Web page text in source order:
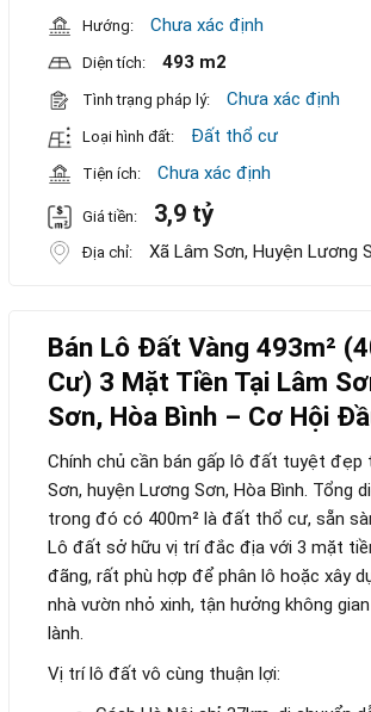
Hướng: Chưa xác định
Diện tích: 493 m2
Tình trạng pháp lý: Chưa xác định
Loại hình đất: Đất thổ cư
Tiện ích: Chưa xác định
Giá tiền: 3,9 tỷ
Địa chỉ: Xã Lâm Sơn, Huyện Lương
Bán Lô Đất Vàng 493m²
Cư) 3 Mặt Tiền Tại Lâm
Sơn, Hòa Bình – Cơ Hội
Chính chủ cần bán gấp lô đất tuyệt đẹp
Sơn, huyện Lương Sơn, Hòa Bình. Tổng
trong đó có 400m² là đất thổ cư, sẵn
Lô đất sở hữu vị trí đắc địa với 3 mặt
đãng, rất phù hợp để phân lô hoặc xây
nhà vườn nhỏ xinh, tận hưởng không
lành.
Vị trí lô đất vô cùng thuận lợi: